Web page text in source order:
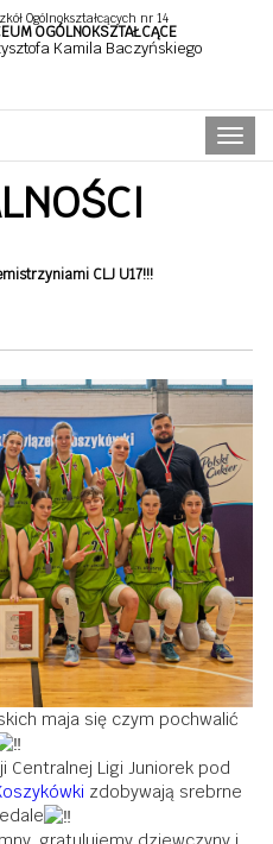
Ogólnokształcących nr 14
OGÓLNOKSZTAŁCĄCE
Kamila Baczyńskiego
CLJ U17!!!
maja się czym pochwalić
Centralnej Ligi Juniorek pod
zdobywają srebrne